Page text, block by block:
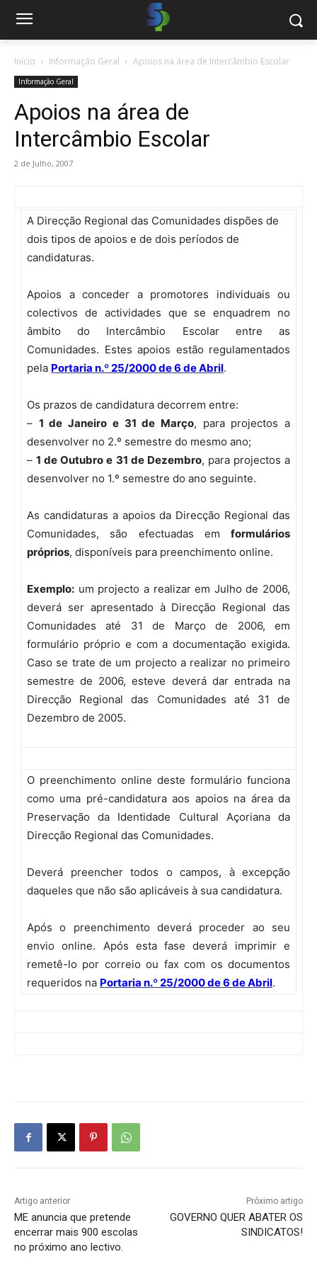
Início Informação Geral Apoios na área de Intercâmbio Escolar
Informação Geral
Apoios na área de
Intercâmbio Escolar
2 de Julho, 2007
A Direcção Regional das Comunidades dispões de
dois tipos de apoios e de dois períodos de
candidaturas.
Apoios a conceder a promotores individuais ou
colectivos de actividades que se enquadrem no
âmbito do Intercâmbio Escolar entre as
Comunidades. Estes apoios estão regulamentados
pela Portaria n.º 25/2000 de 6 de Abril.
Os prazos de candidatura decorrem entre:
– 1 de Janeiro e 31 de Março, para projectos a
desenvolver no 2.º semestre do mesmo ano;
–1 de Outubro e 31 de Dezembro, para projectos a
desenvolver no 1.º semestre do ano seguinte.
As candidaturas a apoios da Direcção Regional das
Comunidades, são efectuadas em formulários
próprios, disponíveis para preenchimento online.
Exemplo: um projecto a realizar em Julho de 2006,
deverá ser apresentado à Direcção Regional das
Comunidades até 31 de Março de 2006, em
formulário próprio e com a documentação exigida.
Caso se trate de um projecto a realizar no primeiro
semestre de 2006, esteve deverá dar entrada na
Direcção Regional das Comunidades até 31 de
Dezembro de 2005.
O preenchimento online deste formulário funciona
como uma pré-candidatura aos apoios na área da
Preservação da Identidade Cultural Açoriana da
Direcção Regional das Comunidades.
Deverá preencher todos o campos, à excepção
daqueles que não são aplicáveis à sua candidatura.
Após o preenchimento deverá proceder ao seu
envio online. Após esta fase deverá imprimir e
remetê-lo por correio ou fax com os documentos
requeridos na Portaria n.º 25/2000 de 6 de Abril.
Artigo anterior
ME anuncia que pretende
encerrar mais 900 escolas
no próximo ano lectivo.
Próximo artigo
GOVERNO QUER ABATER OS
SINDICATOS!